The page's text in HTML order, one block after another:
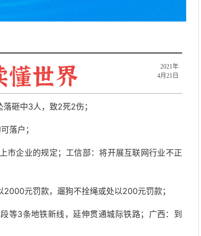
2021年
4月21日
砸中3人，致2死2伤；
落户；
市企业的规定；工信部：将开展互联网行业不正
元罚款，遛狗不拴绳或处以200元罚款；
等3条地铁新线，延伸贯通城际铁路；广西：到